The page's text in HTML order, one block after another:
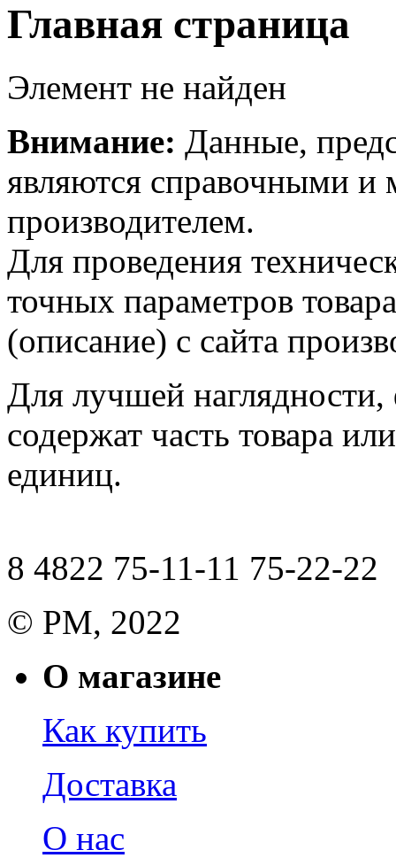
Главная страница
Элемент не найден
Внимание: Данные,
являются справочными и
производителем.
Для проведения
точных параметров
(описание) с сайта
Для лучшей наглядности,
содержат часть товара
единиц.
8 4822 75-11-11 75-22-22
© РМ, 2022
О магазине
Как купить
Доставка
О нас